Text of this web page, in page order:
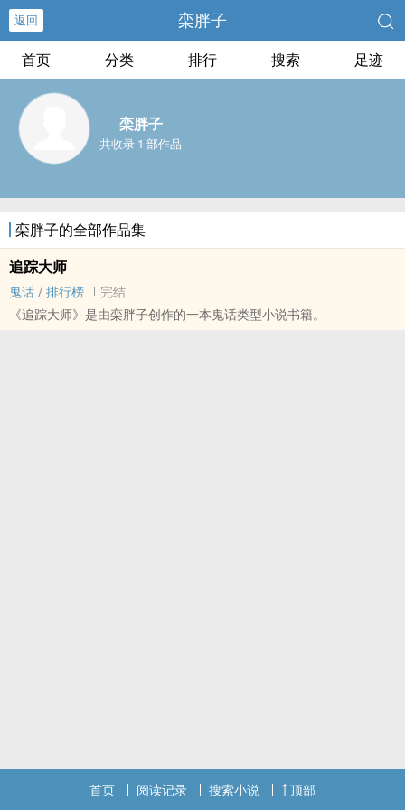
返回 栾胖子
首页 分类 排行 搜索 足迹
栾胖子
共收录 1 部作品
栾胖子的全部作品集
追踪大师
鬼话 / 排行榜
完结
《追踪大师》是由栾胖子创作的一本鬼话类型小说书籍。
首页 阅读记录 搜索小说 顶部